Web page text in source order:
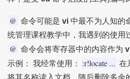
@ 命令可能是 vi中最不为人知的
统管理课程教学中，我遇到的使用
@ 命令会将寄存器中的内容作为
示例： 我经常使用：
:r!locate ... 在
将其名称读入文档。随后删除多余